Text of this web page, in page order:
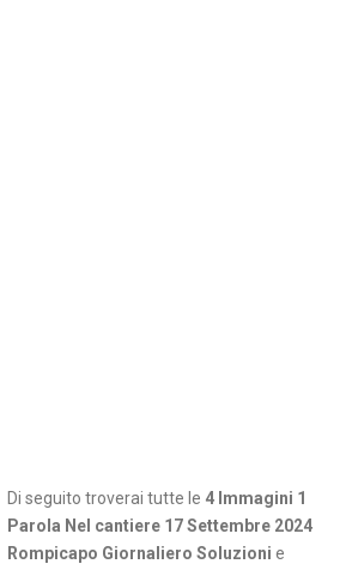
Di seguito troverai tutte le 4 Immagini 1
Parola Nel cantiere 17 Settembre 2024
Rompicapo Giornaliero Soluzioni e